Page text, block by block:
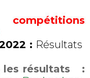
: Résultats
les résultats :